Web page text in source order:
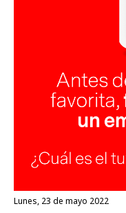
lunes, 23 de mayo 2022